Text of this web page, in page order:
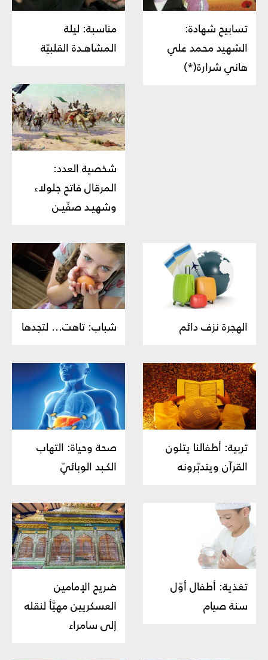
تسابيح شهادة:
الشهيد محمد علي
هاني شرارة(*)
مناسبة: ليلة
المشاهـدة القلبيّة
شخصية العدد:
المرقال فاتح جلولاء
وشهيـد صفّيـن
الهجرة نزف دائم شباب: تاهت... لتجدها
تربية: أطفالنا يتلون
القرآن ويتدبّرونه
صحة وحياة: التهاب
الكـبد الوبائيّ
تغذية: أطفال أوّل
سنة صيام
ضريح الإمامين
العسكريين مهيَّأ لنقله
إلى سامراء